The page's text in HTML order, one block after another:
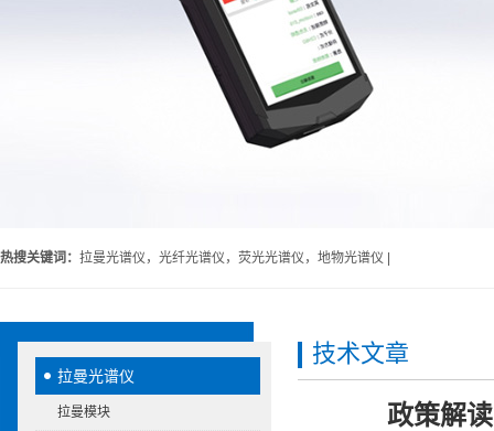
热搜关键词： 拉曼光谱仪，光纤光谱仪，荧光光谱仪，地物光谱仪 |
拉曼光谱仪
拉曼模块
技术文章
政策解